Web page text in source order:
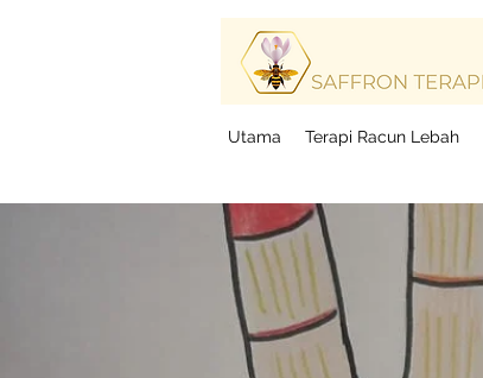
Utama Terapi Racun Lebah